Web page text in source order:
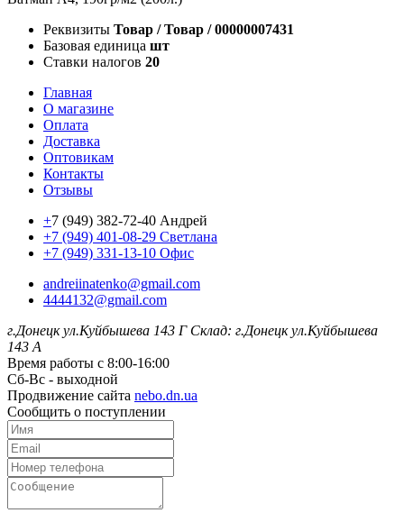
Реквизиты Товар / Товар / 00000007431
Базовая единица шт
Ставки налогов 20
Главная
О магазине
Оплата
Доставка
Оптовикам
Контакты
Отзывы
+7 (949) 382-72-40 Андрей
+7 (949) 401-08-29 Светлана
+7 (949) 331-13-10 Офис
andreiinatenko@gmail.com
4444132@gmail.com
г.Донецк ул.Куйбышева 143 Г Склад: г.Донецк ул.Куйбышева
143 А
Время работы с 8:00-16:00
Сб-Вс - выходной
Продвижение сайта nebo.dn.ua
Сообщить о поступлении